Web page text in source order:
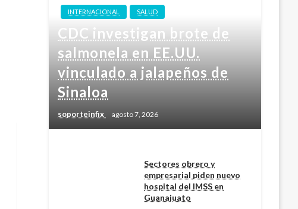
INTERNACIONAL SALUD
CDC investigan brote de
salmonela en EE.UU.
vinculado a jalapeños de
Sinaloa
soporteinfix agosto 7, 2026
Sectores obrero y
empresarial piden nuevo
hospital del IMSS en
Guanajuato